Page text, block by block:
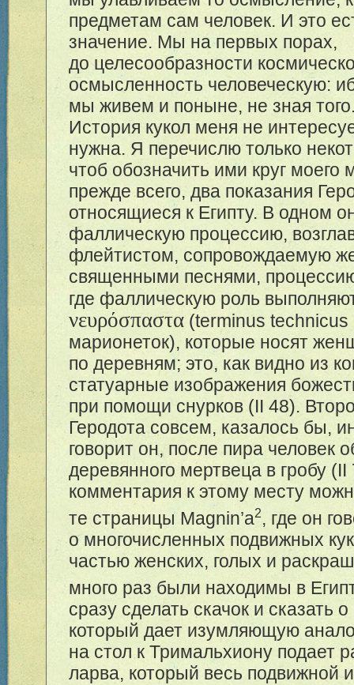
предметам сам человек. И это
значение. Мы на первых порах,
до целесообразности
осмысленность человеческую:
мы живем и поныне, не зная
История кукол меня не
нужна. Я перечислю только
чтоб обозначить ими круг моего
прежде всего, два показания
относящиеся к Египту. В одном
фаллическую процессию,
флейтистом, сопровождаемую
священными песнями,
где фаллическую роль
νευρόσπαστα (terminus technicus
марионеток), которые носят
по деревням; это, как видно из
статуарные изображения
при помощи снурков (II 48).
Геродота совсем, казалось бы,
говорит он, после пира человек
деревянного мертвеца в гробу
комментария к этому месту
те страницы Magnin’а2, где он
о многочисленных подвижных
частью женских, голых и
много раз были находимы в
сразу сделать скачок и сказать
который дает изумляющую
на стол к Тримальхиону подает
ларва, который весь подвижной